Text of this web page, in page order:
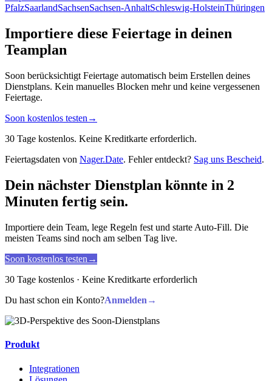
PfalzSaarlandSachsenSachsen-AnhaltSchleswig-HolsteinThüringen
Importiere diese Feiertage in deinen
Teamplan
Soon berücksichtigt Feiertage automatisch beim Erstellen deines
Dienstplans. Kein manuelles Blocken mehr und keine vergessenen
Feiertage.
Soon kostenlos testen →
30 Tage kostenlos. Keine Kreditkarte erforderlich.
Feiertagsdaten von Nager.Date. Fehler entdeckt? Sag uns Bescheid.
Dein nächster Dienstplan könnte in 2
Minuten fertig sein.
Importiere dein Team, lege Regeln fest und starte Auto-Fill. Die
meisten Teams sind noch am selben Tag live.
Soon kostenlos testen →
30 Tage kostenlos · Keine Kreditkarte erforderlich
Du hast schon ein Konto?Anmelden →
Produkt
Integrationen